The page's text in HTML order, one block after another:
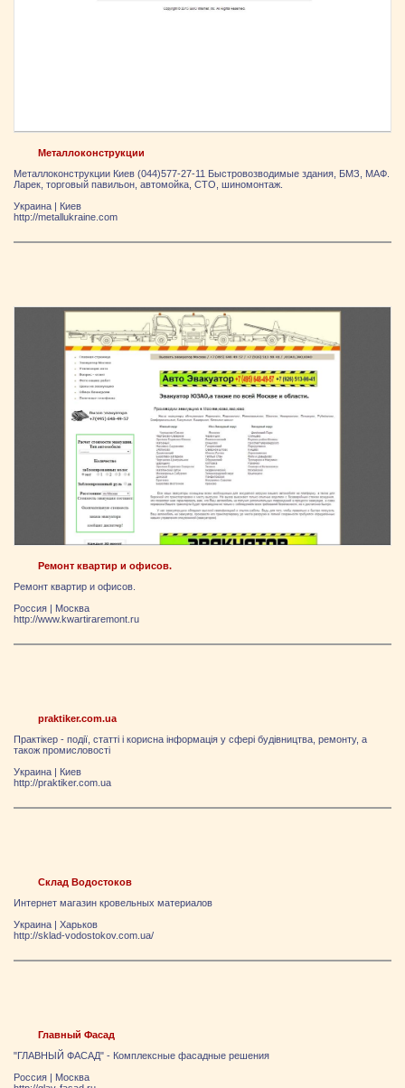
Металлоконструкции
Металлоконструкции Киев (044)577-27-11 Быстровозводимые здания, БМЗ, МАФ.
Ларек, торговый павильон, автомойка, СТО, шиномонтаж.
Украина
Киев
http://metallukraine.com
Ремонт квартир и офисов.
Ремонт квартир и офисов.
Россия | Москва
http://www.kwartiraremont.ru
praktiker.com.ua
Практікер - події, статті і корисна інформація у сфері будівництва, ремонту, а
також промисловості
Украина | Киев
http://praktiker.com.ua
Склад Водостоков
Интернет магазин кровельных материалов
Украина | Харьков
http://sklad-vodostokov.com.ua/
Главный Фасад
"ГЛАВНЫЙ ФАСАД" - Комплексные фасадные решения
Россия | Москва